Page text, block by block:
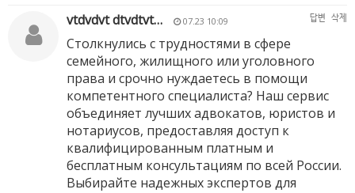
vtdvdvt dtvdtvt…
07.23 10:09 답변 삭제
Столкнулись с трудностями в сфере
семейного, жилищного или уголовного
права и срочно нуждаетесь в помощи
компетентного специалиста? Наш сервис
объединяет лучших адвокатов, юристов и
нотариусов, предоставляя доступ к
квалифицированным платным и
бесплатным консультациям по всей России.
Выбирайте надежных экспертов для